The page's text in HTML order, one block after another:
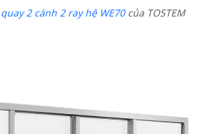
2 cánh 2 ray hệ WE70của TOSTEM